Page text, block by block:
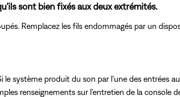
sont bien fixés aux deux extrémités.
Remplacez les fils endommagés par un
le système produit du son par l'une des entrées
renseignements sur l'entretien de la